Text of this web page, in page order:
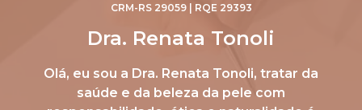
CRM-RS 29059 | RQE 29393
Dra. Renata Tonoli
Olá, eu sou a Dra. Renata Tonoli, tratar da
saúde e da beleza da pele com